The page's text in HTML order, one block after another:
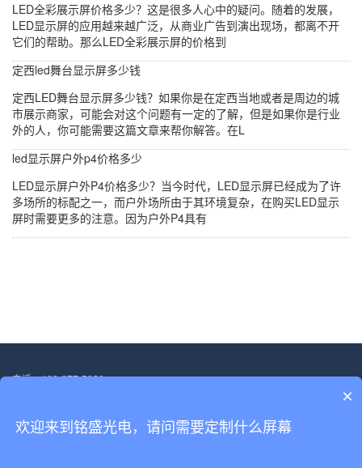
LED全彩展示屏价格多少？这是很多人心中的疑问。随着的发展，
LED显示屏的应用越来越广泛，从商业广告到演出现场，都离不开
它们的帮助。那么LED全彩展示屏的价格到
定西led舞台显示屏多少钱
定西LED舞台显示屏多少钱？如果你是在定西当地或者是周边的城
市展示商家，可能会对这个问题有一定的了解，但是如果你是行业
外的人，你可能需要这篇文章来帮你解答。在L
led显示屏户外p4价格多少
LED显示屏户外P4价格多少？当今时代，LED显示屏已经成为了许
多场所的标配之一，而户外场所由于其环境复杂，在购买LED显示
屏时需要更多的注意。因为户外P4具有
电话：400-877-5828
Copyright © 2022-2030 深圳市铭盛光电科技有限公司 版权所有
×
欢迎来到铭盛光电，请问需要定制什么屏幕